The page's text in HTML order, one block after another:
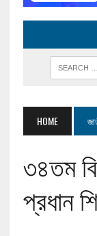
HOME
৩৪তম
প্রধান